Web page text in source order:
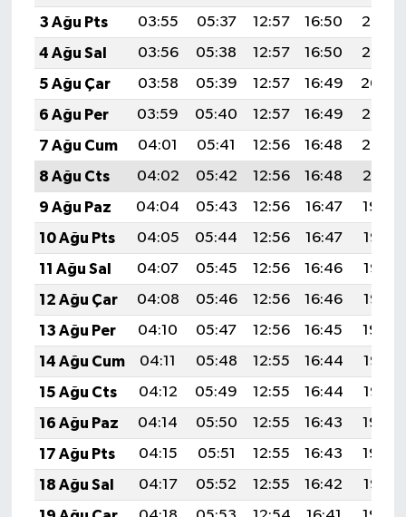
3 Ağu Pts
03:55 05:37 12:57 16:50
20:07
4 Ağu Sal
03:56 05:38 12:57 16:50
20:05
5 Ağu Çar
03:58 05:39 12:57 16:49
20:04
6 Ağu Per
03:59 05:40 12:57 16:49
20:03
7 Ağu Cum
04:01 05:41 12:56 16:48
20:02
8 Ağu Cts
04:02 05:42 12:56 16:48
20:01
9 Ağu Paz
04:04 05:43 12:56 16:47
19:59
10 Ağu Pts
04:05 05:44 12:56 16:47
19:58
11 Ağu Sal
04:07 05:45 12:56 16:46
19:57
12 Ağu Çar
04:08 05:46 12:56 16:46
19:56
13 Ağu Per
04:10 05:47 12:56 16:45
19:54
14 Ağu Cum
04:11 05:48 12:55 16:44
19:53
15 Ağu Cts
04:12 05:49 12:55 16:44
19:52
16 Ağu Paz
04:14 05:50 12:55 16:43
19:50
17 Ağu Pts
04:15 05:51 12:55 16:43
19:49
18 Ağu Sal
04:17 05:52 12:55 16:42
19:47